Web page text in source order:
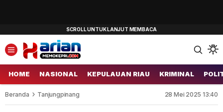
HOME NASIONAL KEPULAUAN RIAU KRIMINAL
Beranda Tanjungpinang 28 Mei 2025 13:40